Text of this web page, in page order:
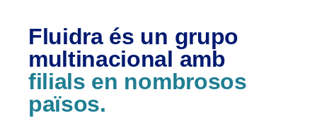
Fluidra és un grupo
multinacional amb
filials en nombrosos
països.